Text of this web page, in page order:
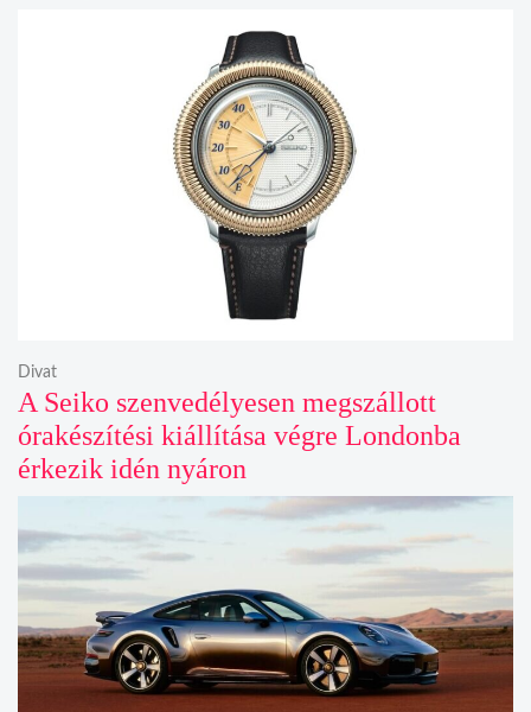
A Seiko szenvedélyesen megszállott
órakészítési kiállítása végre Londonba
érkezik idén nyáron
Divat